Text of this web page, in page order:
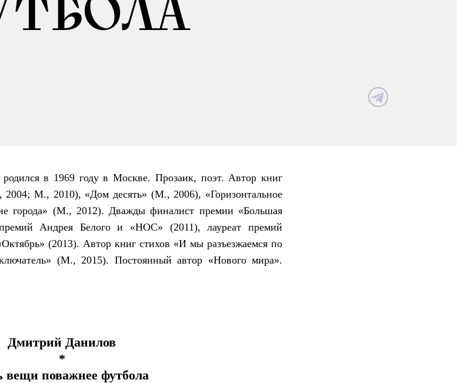
в 1969 году в Москве. Прозаик, поэт. Автор книг
М., 2010), «Дом десять» (М., 2006), «Горизонтальное
города» (М., 2012). Дважды финалист премии «Большая
Андрея Белого и «НОС» (2011), лауреат премий
(2013). Автор книг стихов «И мы разъезжаемся по
(М., 2015). Постоянный автор «Нового мира».
Дмитрий Данилов
*
вещи поважнее футбола